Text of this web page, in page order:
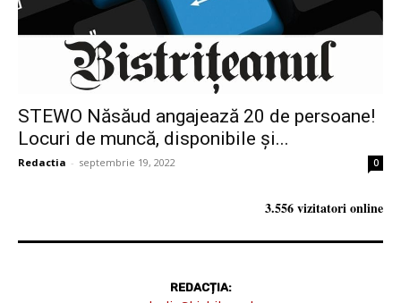
STEWO Năsăud angajează 20 de persoane!
Locuri de muncă, disponibile și...
Redactia - septembrie 19, 2022 0
3.556 vizitatori online
REDACȚIA: